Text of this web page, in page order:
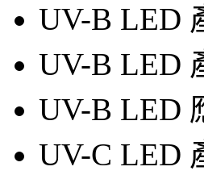
UV-B LED
UV-B LED
UV-B LED
UV-C LED